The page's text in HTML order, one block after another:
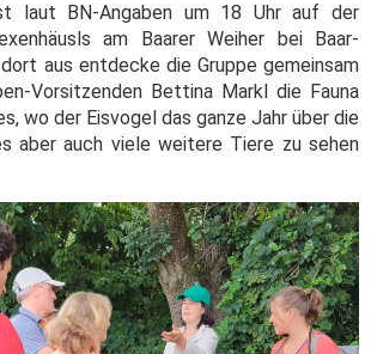
laut BN-Angaben um 18 Uhr auf der
am Baarer Weiher bei Baar-
aus entdecke die Gruppe gemeinsam
Vorsitzenden Bettina Markl die Fauna
wo der Eisvogel das ganze Jahr über die
aber auch viele weitere Tiere zu sehen